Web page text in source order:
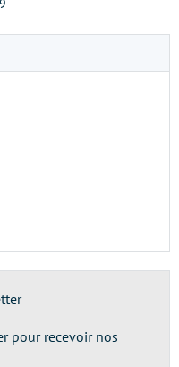
pour recevoir nos